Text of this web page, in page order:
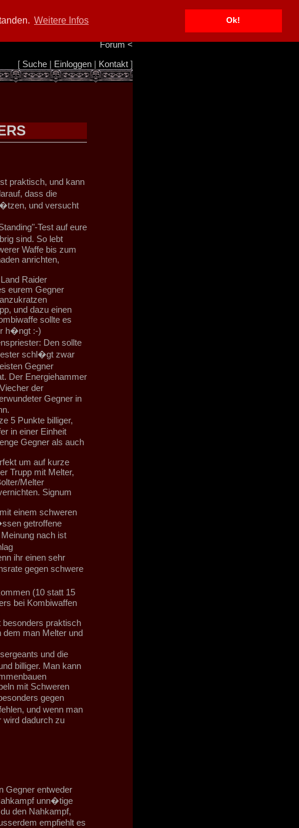
Weitere Infos Ok!
Info/Impressum
Forum<
[ Suche| Einloggen| Kontakt]
praktisch, und kann
dass die
und versucht
Test auf eure
sind. So lebt
Waffe bis zum
anrichten,
Raider
eurem Gegner
und dazu einen
sollte es
h�ngt :-)
Den sollte
schl�gt zwar
Gegner
Der Energiehammer
der
Gegner in
5 Punkte billiger,
in einer Einheit
Gegner als auch
um auf kurze
Trupp mit Melter,
Melter
Signum
einem schweren
getroffene
nach ist
ihr einen sehr
gegen schwere
(10 statt 15
bei Kombiwaffen
praktisch
dem man Melter und
und die
billiger. Man kann
mit Schweren
gegen
und wenn man
wird dadurch zu
Gegner entweder
unn�tige
den Nahkampf,
empfiehlt es